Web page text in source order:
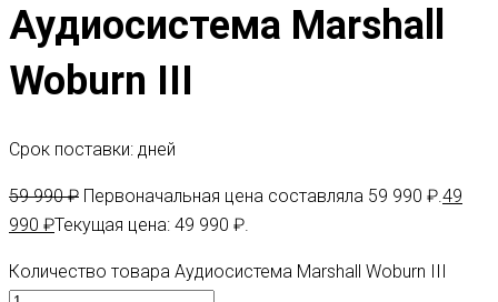
Аудиосистема Marshall
Woburn III
Срок поставки: дней
59 990₽ Первоначальная цена составляла 59 990 ₽. 49
990 ₽Текущая цена: 49 990 ₽.
Количество товара Аудиосистема Marshall Woburn III